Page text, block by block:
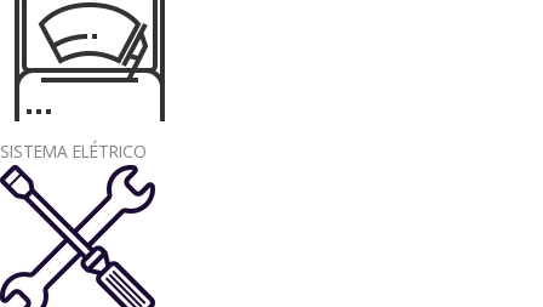
SISTEMA ELÉTRICO